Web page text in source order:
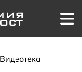
Видеотека